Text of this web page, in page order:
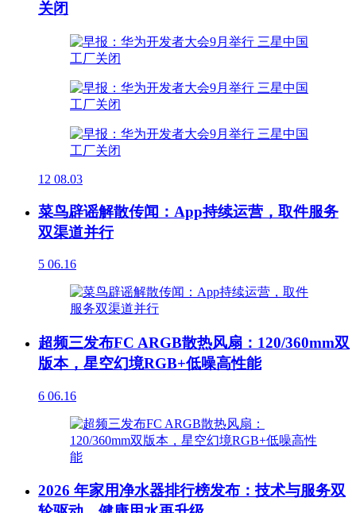
关闭
12 08.03
菜鸟辟谣解散传闻：App持续运营，取件服务
双渠道并行
5 06.16
超频三发布FC ARGB散热风扇：120/360mm双
版本，星空幻境RGB+低噪高性能
6 06.16
2026 年家用净水器排行榜发布：技术与服务双